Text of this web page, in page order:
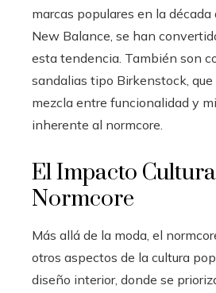
marcas populares en la década
New Balance, se han
esta tendencia. También son
sandalias tipo Birkenstock,
mezcla entre funcionalidad y
inherente al normcore.
El Impacto
Normcore
Más allá de la moda, el
otros aspectos de la cultura
diseño interior, donde se